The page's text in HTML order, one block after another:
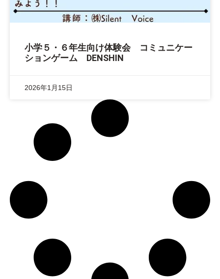
小学５・６年生向け体験会 コミュニケー
ションゲーム DENSHIN
2026年1月15日